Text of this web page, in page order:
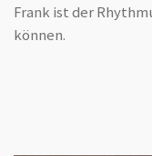
Frank ist der
können.